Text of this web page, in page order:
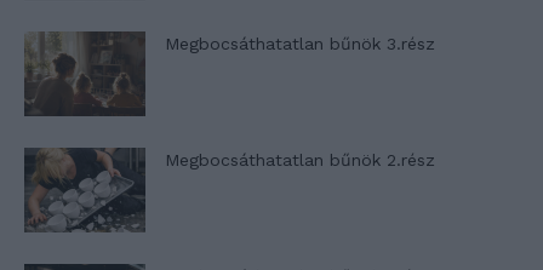
Megbocsáthatatlan bűnök 3.rész
Megbocsáthatatlan bűnök 2.rész